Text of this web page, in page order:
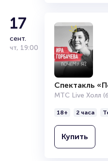
17
сент.
чт, 19:00
Спектакль
МТС Live Холл
18+ 2 часа
Купить